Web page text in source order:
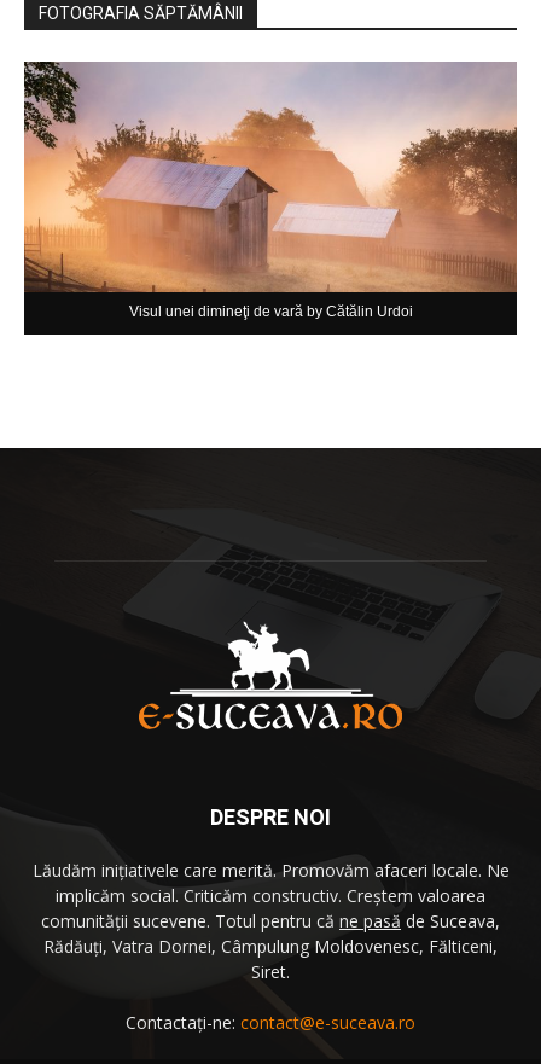
FOTOGRAFIA SĂPTĂMÂNII
Visul unei dimineţi de vară by Cătălin Urdoi
DESPRE NOI
Lăudăm iniţiativele care merită. Promovăm afaceri locale. Ne
implicăm social. Criticăm constructiv. Creştem valoarea
comunităţii sucevene. Totul pentru că ne pasă de Suceava,
Rădăuţi, Vatra Dornei, Câmpulung Moldovenesc, Fălticeni,
Siret.
Contactați-ne: contact@e-suceava.ro